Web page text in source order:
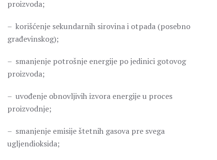
proizvoda;
– korišćenje sekundarnih sirovina i otpada (posebno
građevinskog);
– smanjenje potrošnje energije po jedinici gotovog
proizvoda;
– uvođenje obnovljivih izvora energije u proces
proizvodnje;
– smanjenje emisije štetnih gasova pre svega
ugljendioksida;